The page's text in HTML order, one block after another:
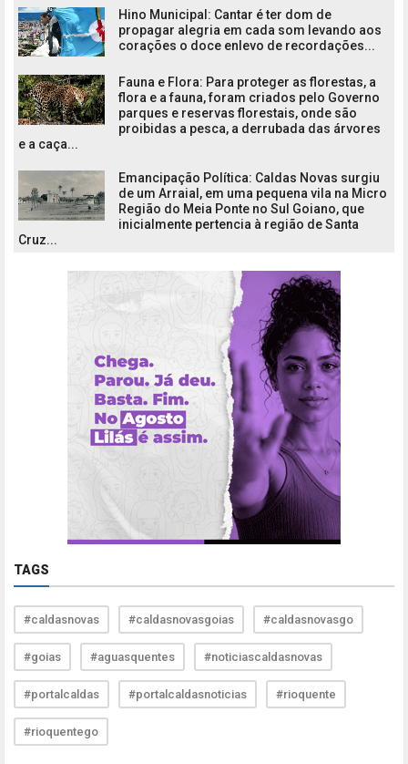
Hino Municipal: Cantar é ter dom de
propagar alegria em cada som levando aos
corações o doce enlevo de recordações...
Fauna e Flora: Para proteger as florestas, a
flora e a fauna, foram criados pelo Governo
parques e reservas florestais, onde são
proibidas a pesca, a derrubada das árvores
e a caça...
Emancipação Política: Caldas Novas surgiu
de um Arraial, em uma pequena vila na Micro
Região do Meia Ponte no Sul Goiano, que
inicialmente pertencia à região de Santa
Cruz...
TAGS
#caldasnovas #caldasnovasgoias #caldasnovasgo
#goias #aguasquentes #noticiascaldasnovas
#portalcaldas #portalcaldasnoticias #rioquente
#rioquentego